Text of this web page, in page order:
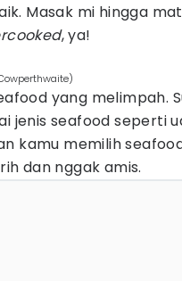
Masak mi hingga
, ya!
yang melimpah.
jenis seafood seperti
kamu memilih
dan nggak amis.